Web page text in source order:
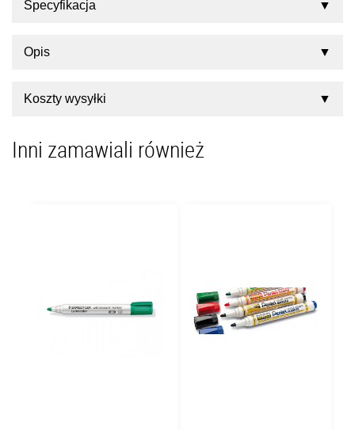
Specyfikacja
Opis
Koszty wysyłki
Inni zamawiali również